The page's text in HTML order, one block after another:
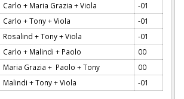
Carlo + Maria Grazia + Viola
-01
Carlo + Tony + Viola
-01
Rosalind + Tony + Viola
-01
Carlo + Malindi + Paolo
00
Maria Grazia + Paolo + Tony
00
Malindi + Tony + Viola -01